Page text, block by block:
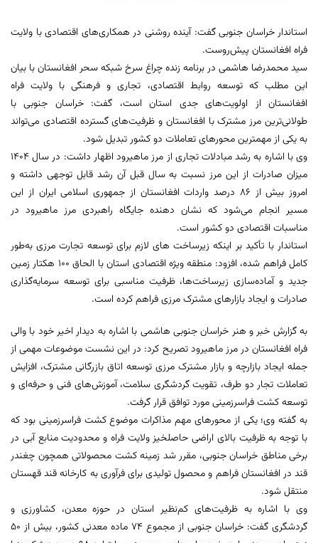
استاندار خراسان جنوبی گفت: آینده روشنی در همکاری‌های اقتصادی با ولایت
فراه افغانستان پیش‌روست.
سید محمدرضا هاشمی در برنامه زنده چراغ سرخ شبکه سحر افغانستان با بیان
این مطلب که توسعه روابط اقتصادی، تجاری و فرهنگی با ولایت فراه
افغانستان از اولویت‌های جدی استان است، گفت: خراسان جنوبی با
طولانی‌ترین مرز مشترک با افغانستان و ظرفیت‌های گسترده اقتصادی می‌تواند
به یکی از مهمترین محورهای تعاملات دو کشور تبدیل شود.
وی با اشاره به رشد مبادلات تجاری از مرز ماهیرود اظهار داشت: در سال ۱۴۰۴
میزان صادرات از این مرز نسبت به سال قبل آن رشد قابل توجهی داشته و
امروز بیش از ۸۶ درصد واردات افغانستان از جمهوری اسلامی ایران از این
مسیر انجام می‌شود که نشان‌ دهنده جایگاه راهبردی مرز ماهیرود در
مناسبات اقتصادی دو کشور است.
استاندار با تأکید بر اینکه زیرساخت‌ های لازم برای توسعه تجارت مرزی به‌طور
کامل فراهم شده، افزود: منطقه ویژه اقتصادی استان با الحاق ۱۰۰ هکتار زمین
جدید و آماده‌سازی زیرساخت‌ها، ظرفیت مناسبی برای توسعه سرمایه‌گذاری
صادرات و ایجاد بازارهای مشترک مرزی فراهم کرده است.
به گزارش خبر و هنر خراسان جنوبی هاشمی با اشاره به دیدار اخیر خود با والی
فراه افغانستان در مرز ماهیرود تصریح کرد: در این نشست موضوعات مهمی از
جمله ایجاد بازارچه و بازار مشترک مرزی توسعه اتاق بازرگانی مشترک، افزایش
تعاملات تجار دو طرف، تقویت گردشگری سلامت، آموزش‌های فنی و حرفه‌ای و
توسعه کشت فراسرزمینی مورد توافق قرار گرفت.
به گفته وی؛ یکی از محورهای مهم مذاکرات موضوع کشت فراسرزمینی بود که
با توجه به ظرفیت بالای اراضی حاصلخیز ولایت فراه و محدودیت منابع آبی در
برخی مناطق خراسان جنوبی، مقرر شد زمینه کشت محصولاتی همچون چغندر
قند در افغانستان فراهم و محصول تولیدی برای فرآوری به کارخانه قند قهستان
منتقل شود.
وی با اشاره به ظرفیت‌های کم‌نظیر استان در حوزه معدن، کشاورزی و
گردشگری گفت: خراسان جنوبی از مجموع ۷۴ ماده معدنی کشور، بیش از ۵۰